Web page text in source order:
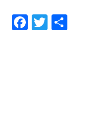
Facebook
Twitter